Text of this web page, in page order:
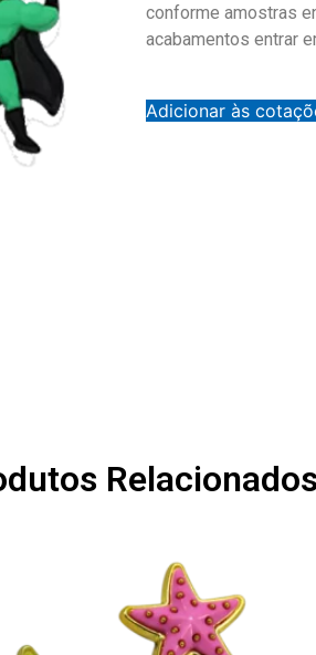
conforme amostras
acabamentos entrar
Adicionar às
Relacionados